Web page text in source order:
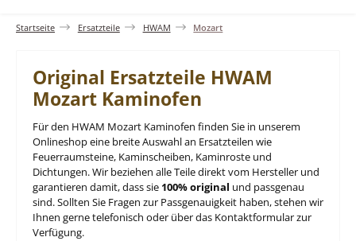
Startseite Ersatzteile HWAM Mozart
Original Ersatzteile HWAM
Mozart Kaminofen
Für den HWAM Mozart Kaminofen finden Sie in unserem
Onlineshop eine breite Auswahl an Ersatzteilen wie
Feuerraumsteine, Kaminscheiben, Kaminroste und
Dichtungen. Wir beziehen alle Teile direkt vom Hersteller und
garantieren damit, dass sie 100% original und passgenau
sind. Sollten Sie Fragen zur Passgenauigkeit haben, stehen wir
Ihnen gerne telefonisch oder über das Kontaktformular zur
Verfügung.